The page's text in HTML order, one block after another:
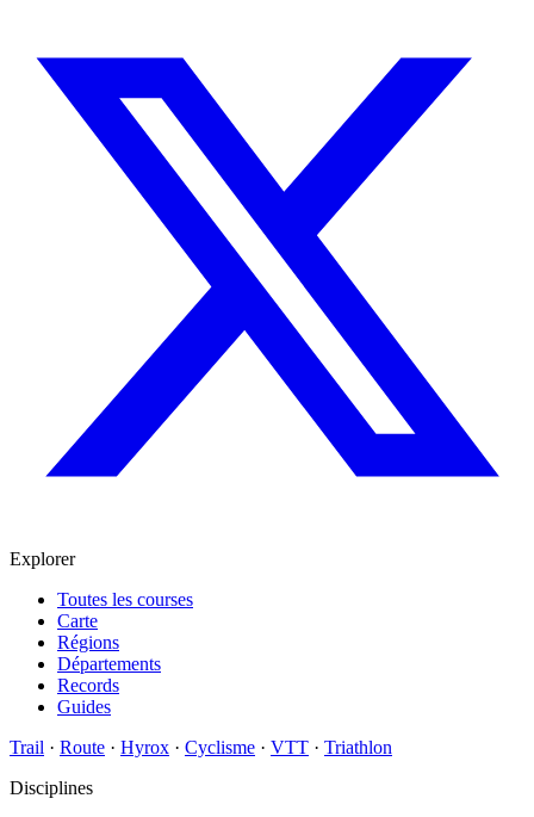
Explorer
Toutes les courses
Carte
Régions
Départements
Records
Guides
Trail · Route · Hyrox · Cyclisme · VTT · Triathlon
Disciplines